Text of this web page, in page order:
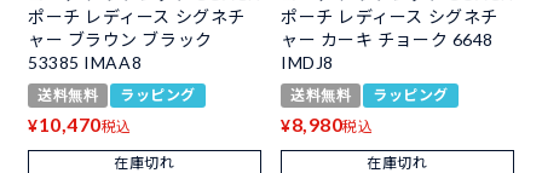
ポーチ レディース シグネチ
ャー ブラウン ブラック
53385 IMAA8
送料無料 ラッピング
¥10,470税込
在庫切れ
ポーチ レディース シグネチ
ャー カーキ チョーク 6648
IMDJ8
送料無料 ラッピング
¥8,980税込
在庫切れ